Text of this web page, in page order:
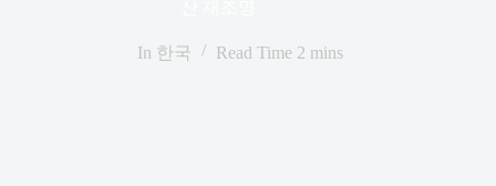
In 한국 Read Time 2 mins